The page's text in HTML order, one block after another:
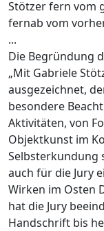
Stötzer fern vom
fernab vom
...
Die Begründung
„Mit Gabriele
ausgezeichnet,
besondere
Aktivitäten, von
Objektkunst im
Selbsterkundung
auch für die Jury
Wirken im Osten
hat die Jury
Handschrift bis